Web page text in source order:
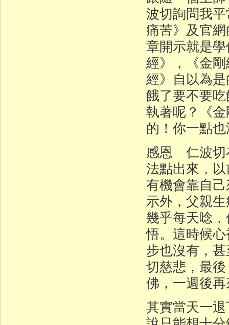
波切詢問我
痛苦》及官
章開示就是
經》，《金
經》自以為
餓了要不要
執著呢？《
的！你一點
感恩 仁波切
法點出來，
有機會靠自
示外，父親
幾乎每天唸
悟。這時候
步也沒有，
切慈悲，最
佛，一週後
其實當天一